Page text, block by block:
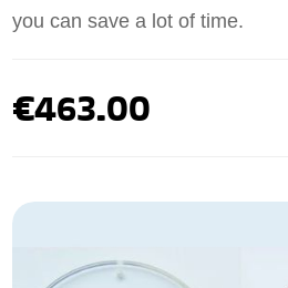
you can save a lot of time.
€463.00